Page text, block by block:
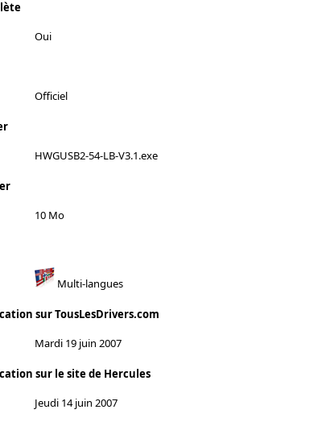
Oui
Officiel
HWGUSB2-54-LB-V3.1.exe
10 Mo
Multi-langues
sur TousLesDrivers.com
Mardi 19 juin 2007
sur le site de Hercules
Jeudi 14 juin 2007